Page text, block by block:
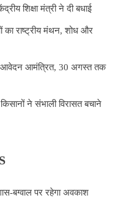
शिक्षा मंत्री ने दी बधाई
राष्ट्रीय मंथन, शोध और
आवेदन आमंत्रित, 30 अगस्त तक
ने संभाली विरासत बचाने
बग्वाल पर रहेगा अवकाश